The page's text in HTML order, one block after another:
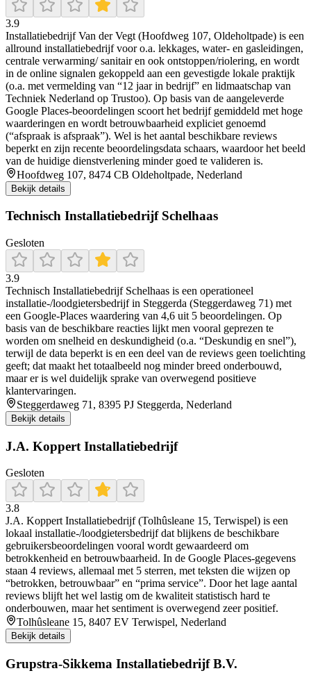
3.9
Installatiebedrijf Van der Vegt (Hoofdweg 107, Oldeholtpade) is een
allround installatiebedrijf voor o.a. lekkages, water- en gasleidingen,
centrale verwarming/ sanitair en ook ontstoppen/riolering, en wordt
in de online signalen gekoppeld aan een gevestigde lokale praktijk
(o.a. met vermelding van “12 jaar in bedrijf” en lidmaatschap van
Techniek Nederland op Trustoo). Op basis van de aangeleverde
Google Places-beoordelingen scoort het bedrijf gemiddeld met hoge
waarderingen en wordt betrouwbaarheid expliciet genoemd
(“afspraak is afspraak”). Wel is het aantal beschikbare reviews
beperkt en zijn recente beoordelingsdata schaars, waardoor het beeld
van de huidige dienstverlening minder goed te valideren is.
Hoofdweg 107, 8474 CB Oldeholtpade, Nederland
Bekijk details
Technisch Installatiebedrijf Schelhaas
Gesloten
3.9
Technisch Installatiebedrijf Schelhaas is een operationeel
installatie-/loodgietersbedrijf in Steggerda (Steggerdaweg 71) met
een Google-Places waardering van 4,6 uit 5 beoordelingen. Op
basis van de beschikbare reacties lijkt men vooral geprezen te
worden om snelheid en deskundigheid (o.a. “Deskundig en snel”),
terwijl de data beperkt is en een deel van de reviews geen toelichting
geeft; dat maakt het totaalbeeld nog minder breed onderbouwd,
maar er is wel duidelijk sprake van overwegend positieve
klantervaringen.
Steggerdaweg 71, 8395 PJ Steggerda, Nederland
Bekijk details
J.A. Koppert Installatiebedrijf
Gesloten
3.8
J.A. Koppert Installatiebedrijf (Tolhûsleane 15, Terwispel) is een
lokaal installatie-/loodgietersbedrijf dat blijkens de beschikbare
gebruikersbeoordelingen vooral wordt gewaardeerd om
betrokkenheid en betrouwbaarheid. In de Google Places-gegevens
staan 4 reviews, allemaal met 5 sterren, met teksten die wijzen op
“betrokken, betrouwbaar” en “prima service”. Door het lage aantal
reviews blijft het wel lastig om de kwaliteit statistisch hard te
onderbouwen, maar het sentiment is overwegend zeer positief.
Tolhûsleane 15, 8407 EV Terwispel, Nederland
Bekijk details
Grupstra-Sikkema Installatiebedrijf B.V.